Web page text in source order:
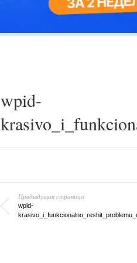
wpid-
Предыдущая страница
wpid-